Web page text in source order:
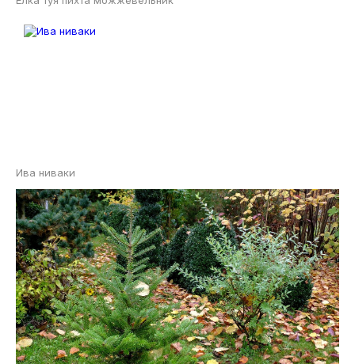
Ива ниваки